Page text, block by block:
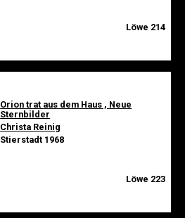
Löwe 214
Orion trat aus dem Haus , Neue
Sternbilder
Christa Reinig
Stierstadt 1968
Löwe 223